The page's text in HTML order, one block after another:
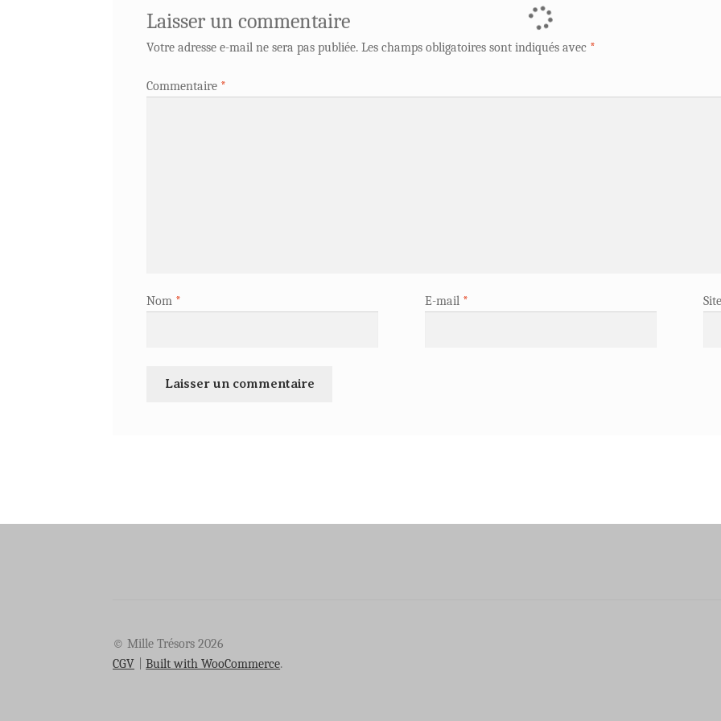
Laisser un commentaire
Votre adresse e-mail ne sera pas publiée. Les champs obligatoires sont indiqués avec *
Commentaire *
Nom * E-mail *
© Mille Trésors 2026
CGV
Built with WooCommerce.